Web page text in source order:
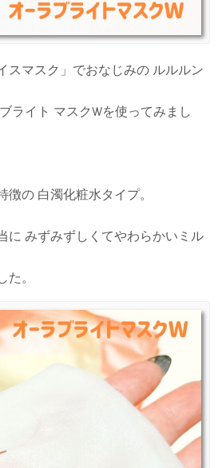
スマスク」でおなじみの ルルルン
ライト マスクWを使ってみまし
の 白濁化粧水タイプ。
に みずみずしくてやわらかいミル
。